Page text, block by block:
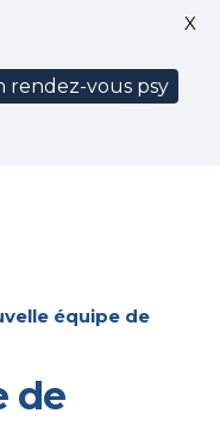
équipe de
de
rendez-vous psy
X